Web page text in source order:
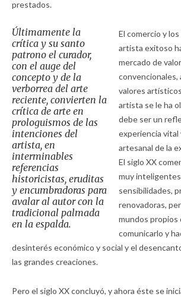
prestados.
Últimamente la
crítica y su santo
patrono el curador,
con el auge del
concepto y de la
verborrea del arte
reciente, convierten la
crítica de arte en
prologuismos de las
intenciones del
artista, en
interminables
referencias
historicistas, eruditas
y encumbradoras para
avalar al autor con la
tradicional palmada
en la espalda.
El comercio y
artista exitoso
mercado de
convencionales,
valores
artista se le ha
debe ser un
experiencia vital
artesanal de la
El siglo XX
muy
sensibilidades,
renovadoras,
mundos propios
comunicarlo y
desinterés económico y social y el
las grandes creaciones.
Pero el siglo XX concluyó, y ahora éste se